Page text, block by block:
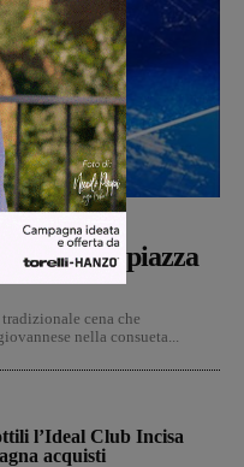
in piazza
cena che
nella consueta...
l’Ideal Club Incisa
acquisti